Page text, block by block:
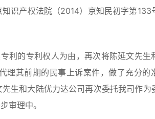
识产权法院（2014）京知民初字第133
的专利权人为由，再次将陈延文先生
理其前期的民事上诉案件，做了充分的
生和大陆优力达公司再次委托我司作为
审理中。